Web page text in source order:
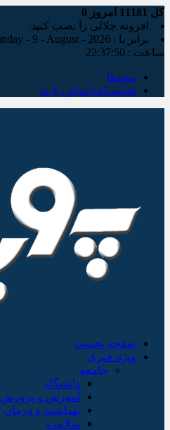
کل امروز 0
افزونه جلالی را نصب کنید.
برابر با : Sunday - 9 - August - 2026
ساعت : 22:37:51
پیوندها
شناسنامه/تماس با ما
صفحه نخست
ویژه خبری
جامعه
دانشگاه
آموزش و پرورش
بهداشت و درمان
سلامت